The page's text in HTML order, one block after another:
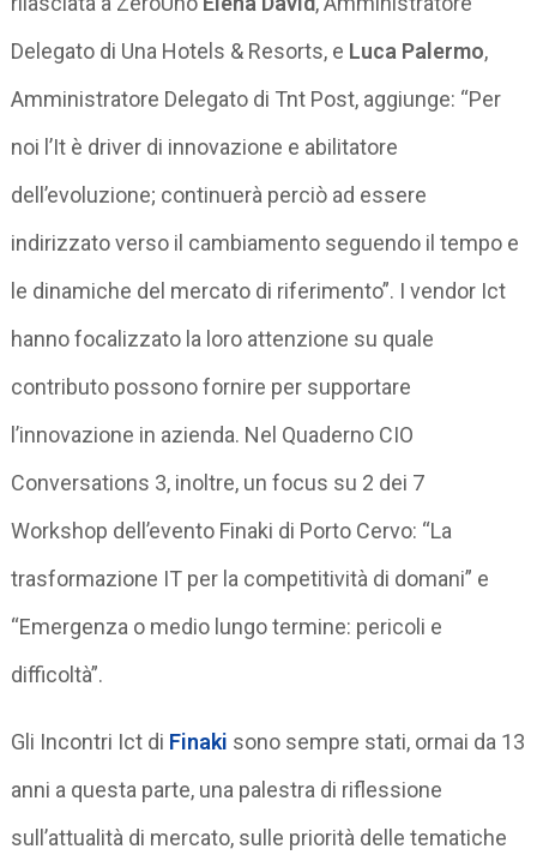
Delegato di Una Hotels & Resorts, e Luca Palermo,
Amministratore Delegato di Tnt Post, aggiunge: “Per
noi l’It è driver di innovazione e abilitatore
dell’evoluzione; continuerà perciò ad essere
indirizzato verso il cambiamento seguendo il tempo e
le dinamiche del mercato di riferimento”. I vendor Ict
hanno focalizzato la loro attenzione su quale
contributo possono fornire per supportare
l’innovazione in azienda. Nel Quaderno CIO
Conversations 3, inoltre, un focus su 2 dei 7
Workshop dell’evento Finaki di Porto Cervo: “La
trasformazione IT per la competitività di domani” e
“Emergenza o medio lungo termine: pericoli e
difficoltà”.
Gli Incontri Ict di Finaki sono sempre stati, ormai da 13
anni a questa parte, una palestra di riflessione
sull’attualità di mercato, sulle priorità delle tematiche